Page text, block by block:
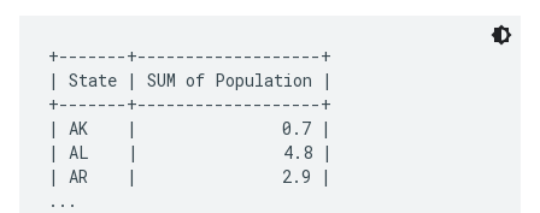
+-------+-------------------+
| State | SUM of Population |
+-------+-------------------+
| AK    |               0.7 |
| AL    |               4.8 |
| AR    |               2.9 |
...